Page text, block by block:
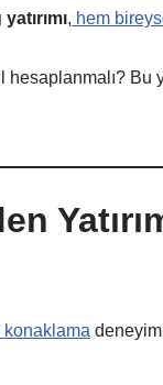
, hem
Bu